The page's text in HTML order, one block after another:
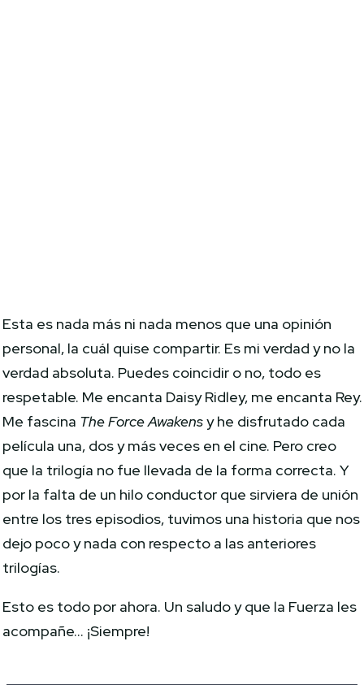
Esta es nada más ni nada menos que una opinión
personal, la cuál quise compartir. Es mi verdad y no la
verdad absoluta. Puedes coincidir o no, todo es
respetable. Me encanta Daisy Ridley, me encanta Rey.
Me fascina The Force Awakensy he disfrutado cada
película una, dos y más veces en el cine. Pero creo
que la trilogía no fue llevada de la forma correcta. Y
por la falta de un hilo conductor que sirviera de unión
entre los tres episodios, tuvimos una historia que nos
dejo poco y nada con respecto a las anteriores
trilogías.
Esto es todo por ahora. Un saludo y que la Fuerza les
acompañe… ¡Siempre!